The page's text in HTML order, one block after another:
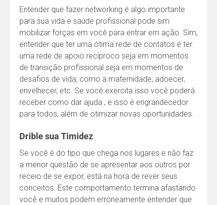
Entender que fazer networking é algo importante
para sua vida e saúde profissional pode sim
mobilizar forças em você para entrar em ação. Sim,
entender que ter uma ótima rede de contatos é ter
uma rede de apoio recíproco seja em momentos
de transição profissional seja em momentos de
desafios de vida, como a maternidade, adoecer,
envelhecer, etc. Se você exercita isso você poderá
receber como dar ajuda , e isso é engrandecedor
para todos, além de otimizar novas oportunidades.
Drible sua Timidez
Se você é do tipo que chega nos lugares e não faz
a menor questão de se apresentar aos outros por
receio de se expor, está na hora de rever seus
conceitos. Este comportamento termina afastando
você e muitos podem erroneamente entender que